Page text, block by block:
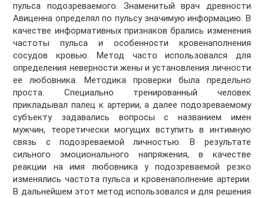
пульса подозреваемого. Знаменитый врач древности
Авиценна определял по пульсу значимую информацию. В
качестве информативных признаков брались изменения
частоты пульса и особенности кровенаполнения
сосудов кровью. Метод часто использовался для
определения неверности жены и установления личности
ее любовника. Методика проверки была предельно
проста. Специально тренированный человек
прикладывал палец к артерии, а далее подозреваемому
субъекту задавались вопросы с названием имен
мужчин, теоретически могущих вступить в интимную
связь с подозреваемой личностью. В результате
сильного эмоционального напряжения, в качестве
реакции на имя любовника у подозреваемой резко
изменялись частота пульса и кровенаполнение артерии.
В дальнейшем этот метод использовался и для решения